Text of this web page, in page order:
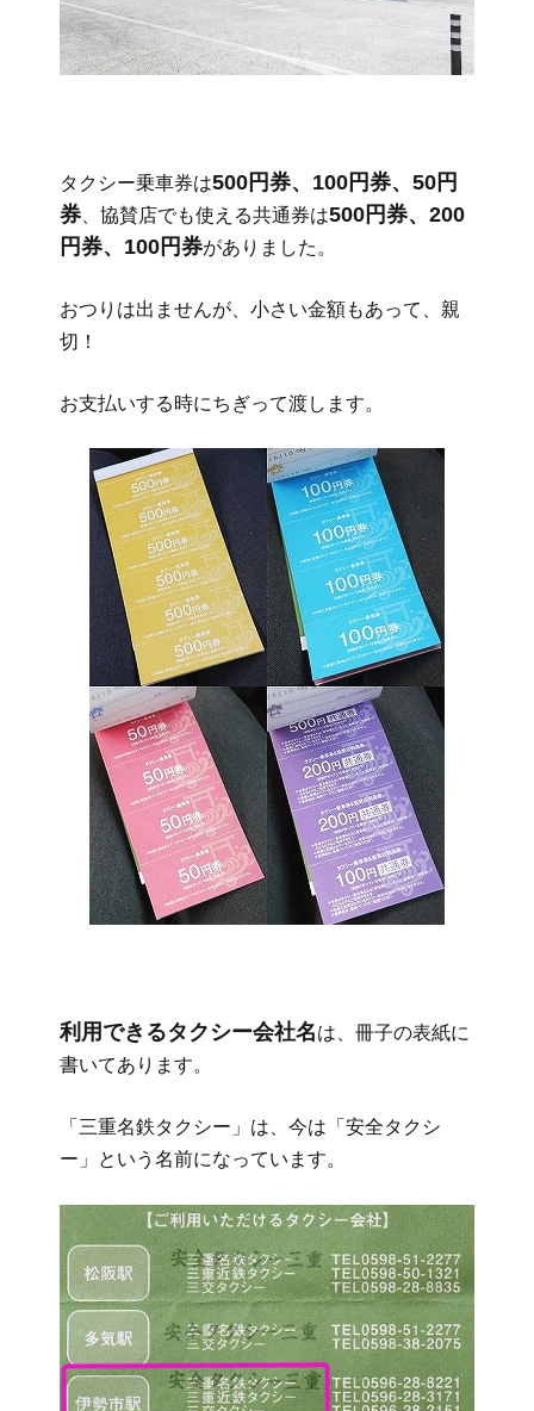
タクシー乗車券は500円券、100円券、50円
券 、協賛店でも使える共通券は500円券、200
円券、100円券がありました。
おつりは出ませんが、小さい金額もあって、親
切！
お支払いする時にちぎって渡します。
利用できるタクシー会社名は、冊子の表紙に
書いてあります。
「三重名鉄タクシー」は、今は「安全タクシ
ー」という名前になっています。